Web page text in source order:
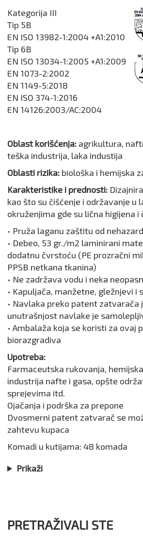
Kategorija III
Tip 5B
EN ISO 13982-1:2004 +A1:2010
Tip 6B
EN ISO 13034-1:2005 +A1:2009
EN 1073-2:2002
EN 1149-5:2018
EN ISO 374-1:2016
EN 14126:2003/AC:2004
Oblast korišćenja: agrikultura,
teška industrija, laka industija
Oblasti rizika: biološka i hemijska
Karakteristike i prednosti:
kao što su čišćenje i održavanje u
okruženjima gde su lična higijena i
• Pruža laganu zaštitu od
• Debeo, 53 gr./m2 laminirani
dodatnu čvrstoću (PE prozračni
PPSB netkana tkanina)
• Ne zadržava vodu i neka
• Kapuljača, manžetne, gležnjevi i
• Navlaka preko patent zatvarača
unutrašnjost navlake je
• Ambalaža koja se koristi za ovaj
biorazgradiva
Upotreba:
Farmaceutska rukovanja,
industrija nafte i gasa, opšte
sprejevima itd.
Ojačanja i podrška za prepone
Dvosmerni patent zatvarač se
zahtevu kupaca
Komadi u kutijama: 48 komada
Prikaži
PRETRAŽIVALI STE